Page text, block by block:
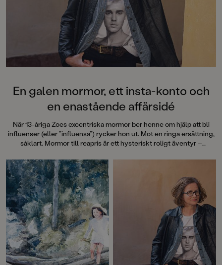
En galen mormor, ett insta-konto och
en enastående affärsidé
När 13-åriga Zoes excentriska mormor ber henne om hjälp att bli
influenser (eller ”influensa”) rycker hon ut. Mot en ringa ersättning,
såklart. Mormor till reapris är ett hysteriskt roligt äventyr –